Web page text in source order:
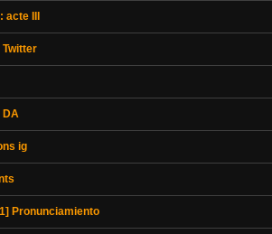
acte III
Twitter
DA
ig
Pronunciamiento